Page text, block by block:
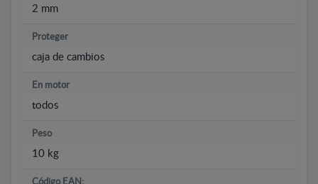
2 mm
Proteger
caja de cambios
En motor
todos
Peso
10 kg
Código EAN: